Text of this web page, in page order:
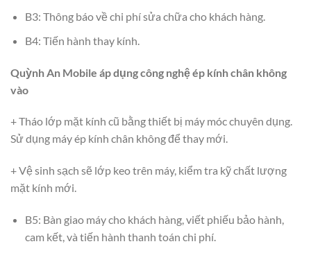
B3: Thông báo về chi phí sửa chữa cho khách hàng.
B4: Tiến hành thay kính.
Quỳnh An Mobile áp dụng công nghệ ép kính chân không
vào
+ Tháo lớp mặt kính cũ bằng thiết bị máy móc chuyên dụng.
Sử dụng máy ép kính chân không để thay mới.
+ Vệ sinh sạch sẽ lớp keo trên máy, kiểm tra kỹ chất lượng
mặt kính mới.
B5: Bàn giao máy cho khách hàng, viết phiếu bảo hành,
cam kết, và tiến hành thanh toán chi phí.